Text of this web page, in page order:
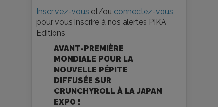
Inscrivez-vous et/ou connectez-vous
pour vous inscrire à nos alertes PIKA
Editions
AVANT-PREMIÈRE
MONDIALE POUR LA
NOUVELLE PÉPITE
DIFFUSÉE SUR
CRUNCHYROLL À LA JAPAN
EXPO !